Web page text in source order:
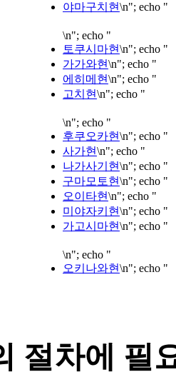
야마구치현\n"; echo "
\n"; echo "
토쿠시마현\n"; echo "
가가와현\n"; echo "
에히메현\n"; echo "
고치현\n"; echo "
\n"; echo "
후쿠오카현\n"; echo "
사가현\n"; echo "
나가사기현\n"; echo "
구마모토현\n"; echo "
오이타현\n"; echo "
미야자키현\n"; echo "
가고시마현\n"; echo "
\n"; echo "
오키나와현\n"; echo "
절차에 필